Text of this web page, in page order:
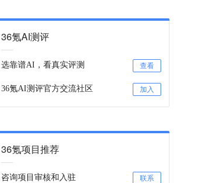
36氪AI测评
选靠谱AI，看真实评测 查看
36氪AI测评官方交流社区 加入
36氪项目推荐
咨询项目审核和入驻 联系